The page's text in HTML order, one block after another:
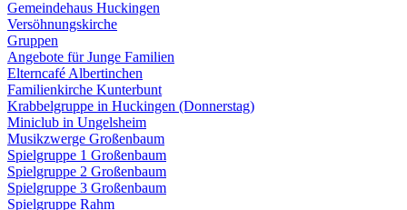
Gemeindehaus Huckingen
Versöhnungskirche
Gruppen
Angebote für Junge Familien
Elterncafé Albertinchen
Familienkirche Kunterbunt
Krabbelgruppe in Huckingen (Donnerstag)
Miniclub in Ungelsheim
Musikzwerge Großenbaum
Spielgruppe 1 Großenbaum
Spielgruppe 2 Großenbaum
Spielgruppe 3 Großenbaum
Spielgruppe Rahm